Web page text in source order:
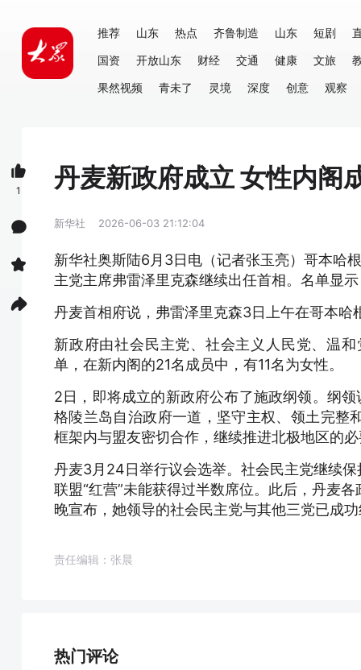
推荐 山东 热点 齐鲁制造 山东 短剧
国资
开放山东 财经 交通 健康 文旅
果然视频
青未了 灵境 深度 创意 观察
丹麦新政府成立 女性内阁
新华社 2026-06-03 21:12:04
新华社奥斯陆6月3日电（记者张玉亮）哥本哈
主党主席弗雷泽里克森继续出任首相。名单显
丹麦首相府说，弗雷泽里克森3日上午在哥本
新政府由社会民主党、社会主义人民党、温
单，在新内阁的21名成员中，有11名为女性。
2日，即将成立的新政府公布了施政纲领。纲
格陵兰岛自治政府一道，坚守主权、领土完整
框架内与盟友密切合作，继续推进北极地区的
丹麦3月24日举行议会选举。社会民主党继续
联盟“红营”未能获得过半数席位。此后，丹麦
晚宣布，她领导的社会民主党与其他三党已成
责任编辑：张晨
热门评论
1